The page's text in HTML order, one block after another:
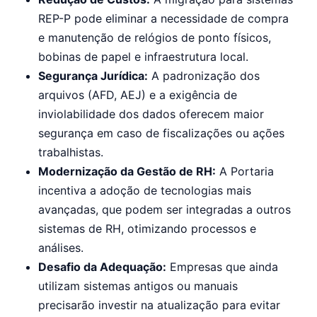
REP-P pode eliminar a necessidade de compra
e manutenção de relógios de ponto físicos,
bobinas de papel e infraestrutura local.
Segurança Jurídica: A padronização dos
arquivos (AFD, AEJ) e a exigência de
inviolabilidade dos dados oferecem maior
segurança em caso de fiscalizações ou ações
trabalhistas.
Modernização da Gestão de RH: A Portaria
incentiva a adoção de tecnologias mais
avançadas, que podem ser integradas a outros
sistemas de RH, otimizando processos e
análises.
Desafio da Adequação: Empresas que ainda
utilizam sistemas antigos ou manuais
precisarão investir na atualização para evitar